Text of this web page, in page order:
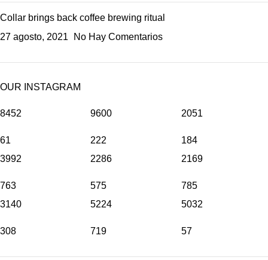
Collar brings back coffee brewing ritual
27 agosto, 2021
No Hay Comentarios
OUR INSTAGRAM
8452
61
9600
222
2051
184
3992
763
2286
575
2169
785
3140
308
5224
719
5032
57